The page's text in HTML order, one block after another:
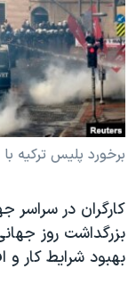
فرهنگ و زندگی
حقوق شهروندی
اقتصادی
علم و فناوری
آرشیو پخش زنده
مستندها
انتخابات ریاست
حمله جمهوری
رمز مهسا
مجموعه مستندهای
تریبونال مردمی آبان
دنبال کنید
زبانهای مختلف
برخورد پلیس ترکیه با
کارگران در سراسر
بزرگداشت روز
بهبود شرایط کار